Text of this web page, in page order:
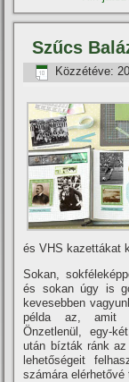
Szűcs
Közzétéve:
és VHS kazettákat
Sokan,
és sokan úgy is
kevesebben
példa az, amit
Önzetlenül, egy-
után bí­zták ránk
lehetőségeit
számára elérhetővé